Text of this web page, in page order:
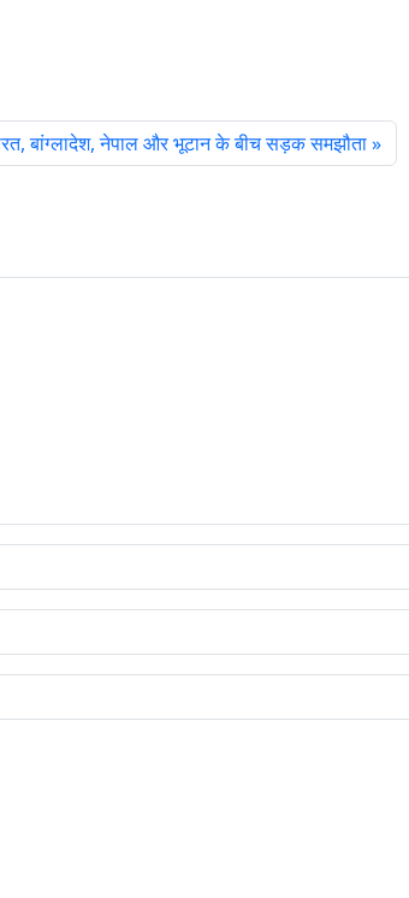
बांग्लादेश, नेपाल और भूटान के बीच सड़क समझौता